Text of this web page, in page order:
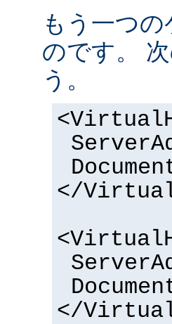
もう一つ
のです。
う。
</
</